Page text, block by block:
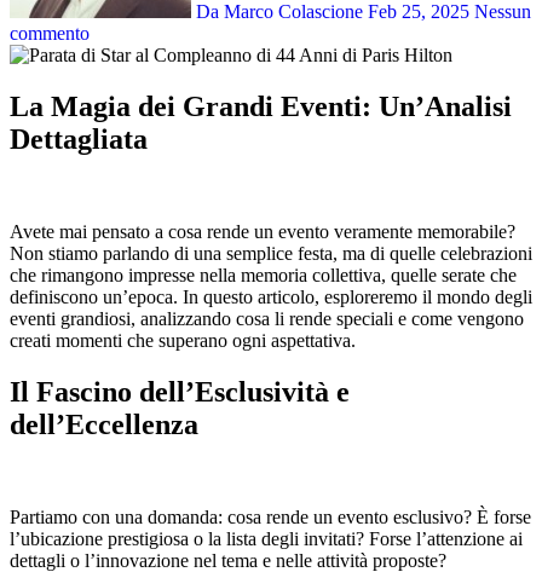
Da Marco Colascione Feb 25, 2025 Nessun
commento
La Magia dei Grandi Eventi: Un’Analisi
Dettagliata
Avete mai pensato a cosa rende un evento veramente memorabile?
Non stiamo parlando di una semplice festa, ma di quelle celebrazioni
che rimangono impresse nella memoria collettiva, quelle serate che
definiscono un’epoca. In questo articolo, esploreremo il mondo degli
eventi grandiosi, analizzando cosa li rende speciali e come vengono
creati momenti che superano ogni aspettativa.
Il Fascino dell’Esclusività e
dell’Eccellenza
Partiamo con una domanda: cosa rende un evento esclusivo? È forse
l’ubicazione prestigiosa o la lista degli invitati? Forse l’attenzione ai
dettagli o l’innovazione nel tema e nelle attività proposte?